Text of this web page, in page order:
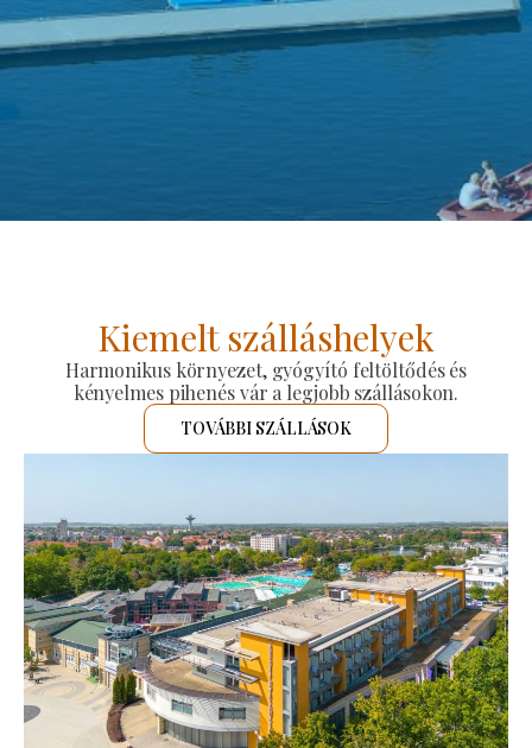
Kiemelt szálláshelyek
Harmonikus környezet, gyógyító feltöltődés és
kényelmes pihenés vár a legjobb szállásokon.
TOVÁBBI SZÁLLÁSOK